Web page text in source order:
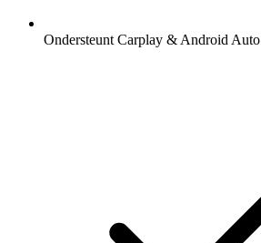
Ondersteunt Carplay & Android Auto